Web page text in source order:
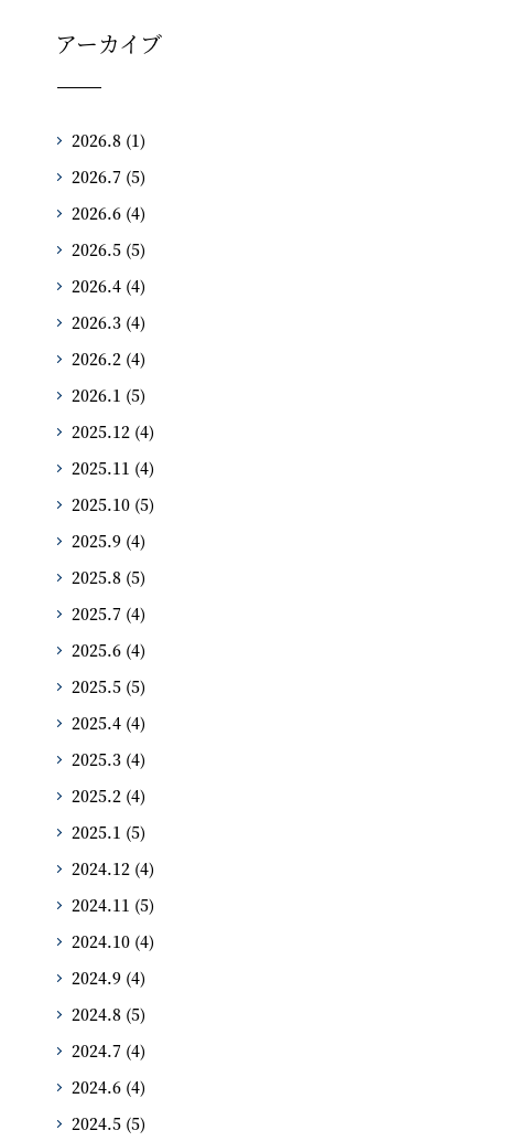
アーカイブ
2026.8 (1)
2026.7 (5)
2026.6 (4)
2026.5 (5)
2026.4 (4)
2026.3 (4)
2026.2 (4)
2026.1 (5)
2025.12 (4)
2025.11 (4)
2025.10 (5)
2025.9 (4)
2025.8 (5)
2025.7 (4)
2025.6 (4)
2025.5 (5)
2025.4 (4)
2025.3 (4)
2025.2 (4)
2025.1 (5)
2024.12 (4)
2024.11 (5)
2024.10 (4)
2024.9 (4)
2024.8 (5)
2024.7 (4)
2024.6 (4)
2024.5 (5)